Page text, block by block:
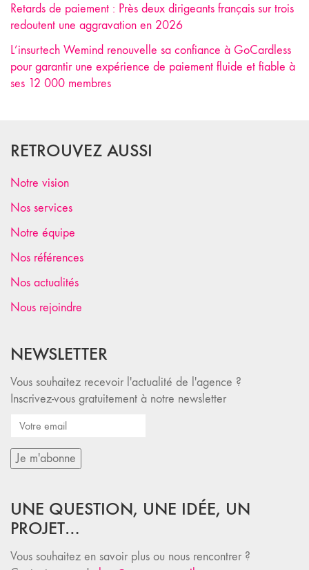
Retards de paiement : Près deux dirigeants français sur trois
redoutent une aggravation en 2026
L’insurtech Wemind renouvelle sa confiance à GoCardless
pour garantir une expérience de paiement fluide et fiable à
ses 12 000 membres
RETROUVEZ AUSSI
Notre vision
Nos services
Notre équipe
Nos références
Nos actualités
Nous rejoindre
NEWSLETTER
Vous souhaitez recevoir l'actualité de l'agence ?
Inscrivez-vous gratuitement à notre newsletter
UNE QUESTION, UNE IDÉE, UN
PROJET…
Vous souhaitez en savoir plus ou nous rencontrer ?